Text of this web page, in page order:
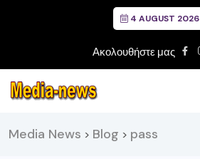
4 AUGUST 2026
Ακολουθήστε μας
Media News > Blog > pass